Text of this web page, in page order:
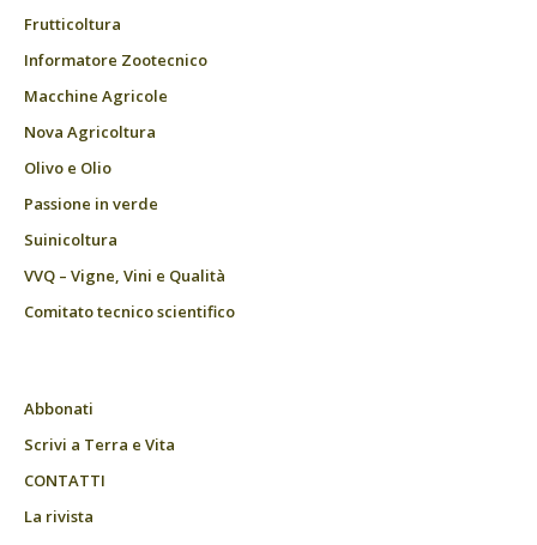
Frutticoltura
Informatore Zootecnico
Macchine Agricole
Nova Agricoltura
Olivo e Olio
Passione in verde
Suinicoltura
VVQ – Vigne, Vini e Qualità
Comitato tecnico scientifico
Abbonati
Scrivi a Terra e Vita
CONTATTI
La rivista